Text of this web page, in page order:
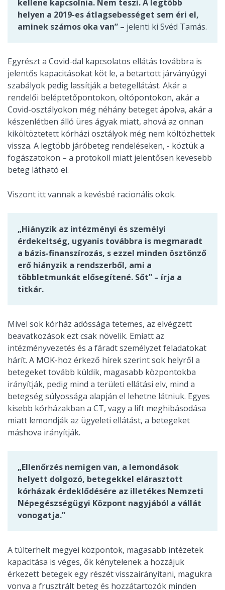
kellene kapcsolnia. Nem teszi. A legtöbb
helyen a 2019-es átlagsebességet sem éri el,
aminek számos oka van” – jelenti ki Svéd Tamás.
Egyrészt a Covid-dal kapcsolatos ellátás továbbra is
jelentős kapacitásokat köt le, a betartott járványügyi
szabályok pedig lassítják a betegellátást. Akár a
rendelői beléptetőpontokon, oltópontokon, akár a
Covid-osztályokon még néhány beteget ápolva, akár a
készenlétben álló üres ágyak miatt, ahová az onnan
kiköltöztetett kórházi osztályok még nem költözhettek
vissza. A legtöbb járóbeteg rendeléseken, - köztük a
fogászatokon – a protokoll miatt jelentősen kevesebb
beteg látható el.
Viszont itt vannak a kevésbé racionális okok.
„Hiányzik az intézményi és személyi
érdekeltség, ugyanis továbbra is megmaradt
a bázis-finanszírozás, s ezzel minden ösztönző
erő hiányzik a rendszerből, ami a
többletmunkát elősegítené. Sőt” – írja a
titkár.
Mivel sok kórház adóssága tetemes, az elvégzett
beavatkozások ezt csak növelik. Emiatt az
intézményvezetés és a fáradt személyzet feladatokat
hárít. A MOK-hoz érkező hírek szerint sok helyről a
betegeket tovább küldik, magasabb központokba
irányítják, pedig mind a területi ellátási elv, mind a
betegség súlyossága alapján el lehetne látniuk. Egyes
kisebb kórházakban a CT, vagy a lift meghibásodása
miatt lemondják az ügyeleti ellátást, a betegeket
máshova irányítják.
„Ellenőrzés nemigen van, a lemondások
helyett dolgozó, betegekkel elárasztott
kórházak érdeklődésére az illetékes Nemzeti
Népegészségügyi Központ nagyjából a vállát
vonogatja.”
A túlterhelt megyei központok, magasabb intézetek
kapacitása is véges, ők kénytelenek a hozzájuk
érkezett betegek egy részét visszairányítani, magukra
vonva a frusztrált beteg és hozzátartozók minden